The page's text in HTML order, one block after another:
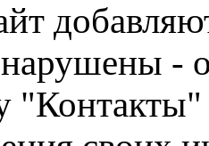
-
"Контакты"